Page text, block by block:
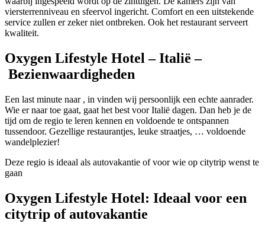
viersterrenniveau en sfeervol ingericht. Comfort en een uitstekende
service zullen er zeker niet ontbreken. Ook het restaurant serveert
kwaliteit.
Oxygen Lifestyle Hotel – Italië –
Bezienwaardigheden
Een last minute naar , in vinden wij persoonlijk een echte aanrader.
Wie er naar toe gaat, gaat het best voor Italië dagen. Dan heb je de
tijd om de regio te leren kennen en voldoende te ontspannen
tussendoor. Gezellige restaurantjes, leuke straatjes, … voldoende
wandelplezier!
Deze regio is ideaal als autovakantie of voor wie op citytrip wenst te
gaan
Oxygen Lifestyle Hotel: Ideaal voor een
citytrip of autovakantie